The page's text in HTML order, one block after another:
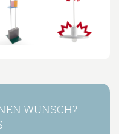
WUNSCH?